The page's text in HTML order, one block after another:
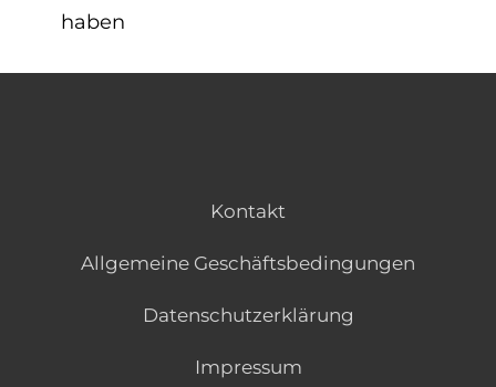
haben
Kontakt
Allgemeine Geschäftsbedingungen
Datenschutzerklärung
Impressum